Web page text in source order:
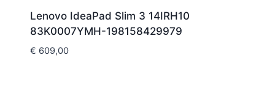
Lenovo IdeaPad Slim 3 14IRH10
83K0007YMH-198158429979
€ 609,00